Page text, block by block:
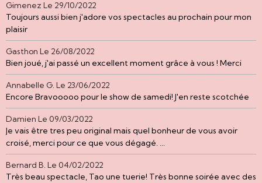
Gimenez Le 29/10/2022
Toujours aussi bien j'adore vos spectacles au prochain pour mon
plaisir
Gasthon Le 26/08/2022
Bien joué, j'ai passé un excellent moment grâce à vous ! Merci
Annabelle G. Le 23/06/2022
Encore Bravooooo pour le show de samedi! J'en reste scotchée
Damien Le 09/03/2022
Je vais être tres peu original mais quel bonheur de vous avoir
croisé, merci pour ce que vous dégagé. ...
Bernard B. Le 04/02/2022
Très beau spectacle, Tao une tuerie! Très bonne soirée avec des